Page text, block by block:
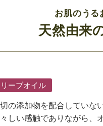
お肌のうる
天然由来
ーブオイル
の添加物を配合していな
しい感触でありながら、